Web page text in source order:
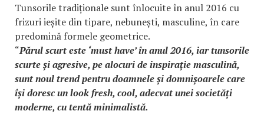
Tunsorile tradiționale sunt înlocuite în anul 2016 cu
frizuri ieșite din tipare, nebunești, masculine, în care
predomină formele geometrice.
“Părul scurt este ‘must have’ în anul 2016, iar tunsorile
scurte și agresive, pe alocuri de inspirație masculină,
sunt noul trend pentru doamnele și domnișoarele care
își doresc un look fresh, cool, adecvat unei societăți
moderne, cu tentă minimalistă.